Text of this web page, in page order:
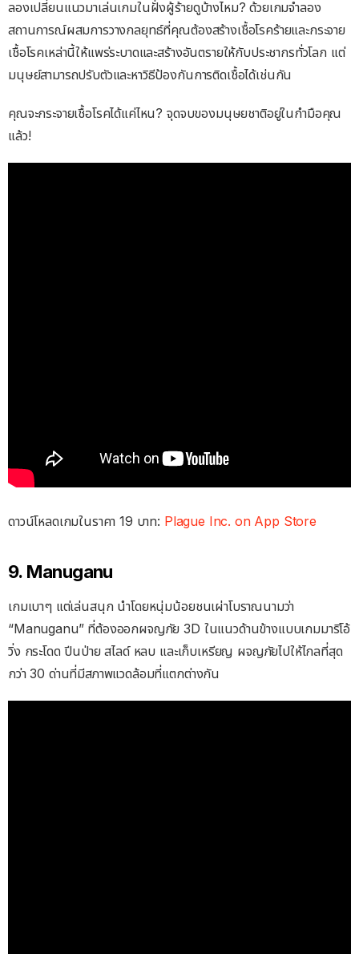
ลองเปลี่ยนแนวมาเล่นเกมในฝั่งผู้ร้ายดูบ้างไหม? ด้วยเกมจำลอง
สถานการณ์ผสมการวางกลยุทธ์ที่คุณต้องสร้างเชื้อโรคร้ายและกระจาย
เชื้อโรคเหล่านี้ให้แพร่ระบาดและสร้างอันตรายให้กับประชากรทั่วโลก แต่
มนุษย์สามารถปรับตัวและหาวิธีป้องกันการติดเชื้อได้เช่นกัน
คุณจะกระจายเชื้อโรคได้แค่ไหน? จุดจบของมนุษยชาติอยู่ในกำมือคุณ
แล้ว!
ดาวน์โหลดเกมในราคา 19 บาท: Plague Inc. on App Store
9. Manuganu
เกมเบาๆ แต่เล่นสนุก นำโดยหนุ่มน้อยชนเผ่าโบราณนามว่า
“Manuganu” ที่ต้องออกผจญภัย 3D ในแนวด้านข้างแบบเกมมาริโอ้
วิ่ง กระโดด ปีนป่าย สไลด์ หลบ และเก็บเหรียญ ผจญภัยไปให้ไกลที่สุด
กว่า 30 ด่านที่มีสภาพแวดล้อมที่แตกต่างกัน